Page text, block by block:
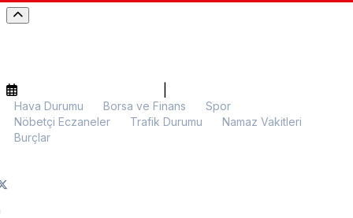
Hava Durumu Borsa ve Finans
Spor
Nöbetçi Eczaneler
Trafik Durumu
Namaz Vakitleri
Burçlar